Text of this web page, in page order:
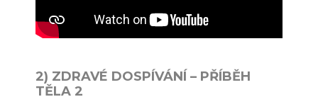
2) ZDRAVÉ DOSPÍVÁNÍ – PŘÍBĚH
TĚLA 2